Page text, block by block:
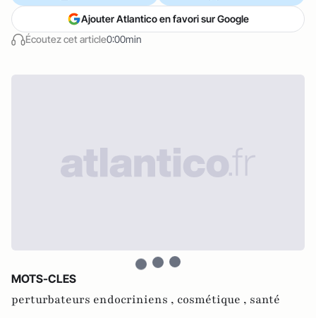
Écoutez cet article0:00min
Ajouter Atlantico en favori sur Google
MOTS-CLES
perturbateurs endocriniens , cosmétique , santé